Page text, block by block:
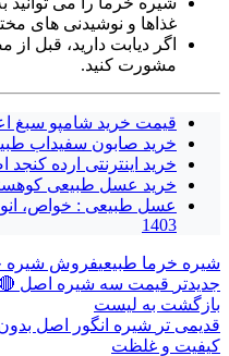
غذاها و نوشیدنی های
اگر دیابت دارید، قبل
مشورت کنید.
قیمت خرید شامپو سبغ اعلا
خرید صابون سفیداب طبیعی
خرید اینترنتی ارده
خرید عسل طبیعی کوهستان 💛
1403
شیره خرما طبیعیفروش شیره
جدیدتر قیمت سه شیره اصل 🔴 49 الی 55 هزار تومان
بازگشت به لیست
قدیمی تر
کیفیت و غلظت